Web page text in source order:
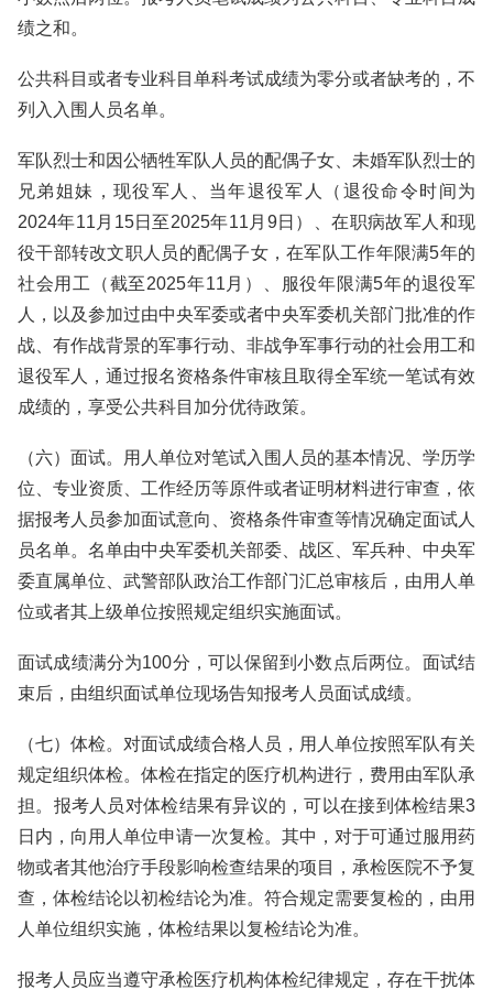
绩之和。
公共科目或者专业科目单科考试成绩为零分或者缺考的，不
列入入围人员名单。
军队烈士和因公牺牲军队人员的配偶子女、未婚军队烈士的
兄弟姐妹，现役军人、当年退役军人（退役命令时间为
2024年11月15日至2025年11月9日）、在职病故军人和现
役干部转改文职人员的配偶子女，在军队工作年限满5年的
社会用工（截至2025年11月）、服役年限满5年的退役军
人，以及参加过由中央军委或者中央军委机关部门批准的作
战、有作战背景的军事行动、非战争军事行动的社会用工和
退役军人，通过报名资格条件审核且取得全军统一笔试有效
成绩的，享受公共科目加分优待政策。
（六）面试。用人单位对笔试入围人员的基本情况、学历学
位、专业资质、工作经历等原件或者证明材料进行审查，依
据报考人员参加面试意向、资格条件审查等情况确定面试人
员名单。名单由中央军委机关部委、战区、军兵种、中央军
委直属单位、武警部队政治工作部门汇总审核后，由用人单
位或者其上级单位按照规定组织实施面试。
面试成绩满分为100分，可以保留到小数点后两位。面试结
束后，由组织面试单位现场告知报考人员面试成绩。
（七）体检。对面试成绩合格人员，用人单位按照军队有关
规定组织体检。体检在指定的医疗机构进行，费用由军队承
担。报考人员对体检结果有异议的，可以在接到体检结果3
日内，向用人单位申请一次复检。其中，对于可通过服用药
物或者其他治疗手段影响检查结果的项目，承检医院不予复
查，体检结论以初检结论为准。符合规定需要复检的，由用
人单位组织实施，体检结果以复检结论为准。
报考人员应当遵守承检医疗机构体检纪律规定，存在干扰体